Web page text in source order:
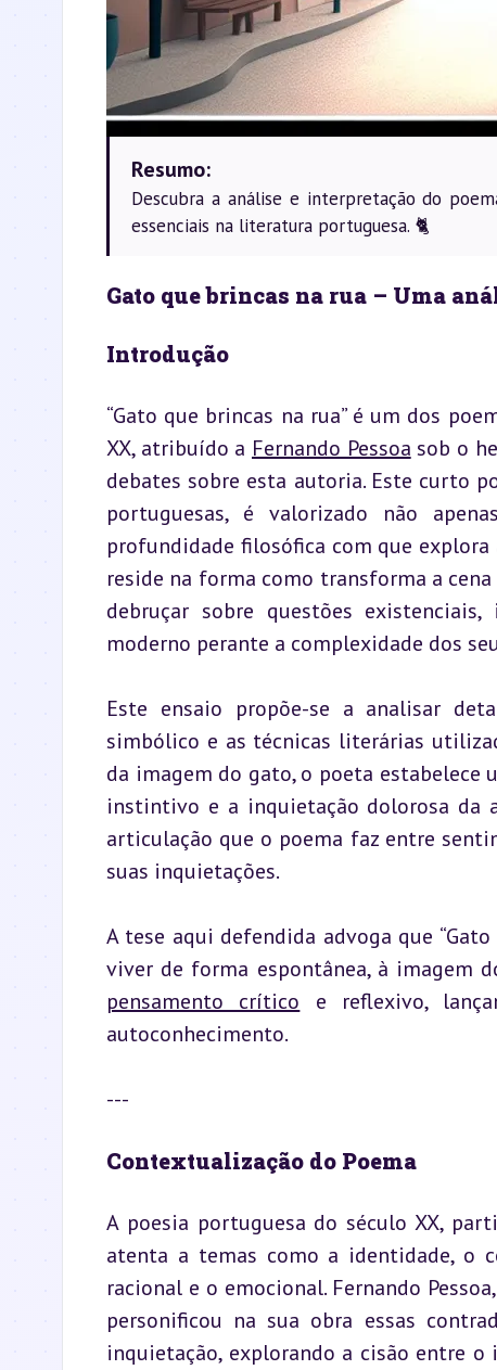
Resumo:
Descubra a análise e interpretação do
essenciais na literatura portuguesa. 🐈
Gato que brincas na rua – Uma
Introdução
“Gato que brincas na rua” é um dos
XX, atribuído a Fernando Pessoa sob o
debates sobre esta autoria. Este curto
portuguesas, é valorizado não
profundidade filosófica com que explora
reside na forma como transforma a
debruçar sobre questões
moderno perante a complexidade dos
Este ensaio propõe-se a analisar
simbólico e as técnicas literárias
da imagem do gato, o poeta
instintivo e a inquietação dolorosa da
articulação que o poema faz entre
suas inquietações.
A tese aqui defendida advoga que
pensamento crítico e reflexivo,
autoconhecimento.
---
Contextualização do Poema
A poesia portuguesa do século XX,
atenta a temas como a identidade, o
racional e o emocional. Fernando
personificou na sua obra essas
inquietação, explorando a cisão entre